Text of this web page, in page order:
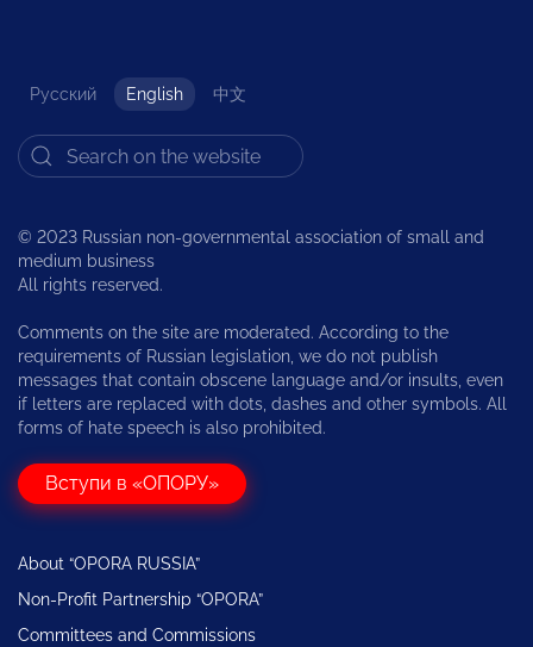
Русский English 中文
© 2023 Russian non-governmental association of small and
medium business
All rights reserved.
Comments on the site are moderated. According to the
requirements of Russian legislation, we do not publish
messages that contain obscene language and/or insults, even
if letters are replaced with dots, dashes and other symbols. All
forms of hate speech is also prohibited.
Вступи в «ОПОРУ»
About “OPORA RUSSIA”
Non-Profit Partnership “OPORA”
Committees and Commissions